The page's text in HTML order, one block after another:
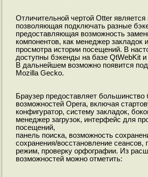
Отличительной чертой Otter
позволяющая подключать разные
предоставляющая возможность
компонентов, как менеджер закладок
просмотра истории посещений. В
доступны бэкенды на базе QtWebKit
В дальнейшем возможно появится
Mozilla Gecko.
Браузер предоставляет большинство
возможностей Opera, включая
конфигуратор, систему закладок,
менеджер загрузок, интерфейс для
посещений,
панель поиска, возможность
сохранения/восстановление сеансов,
режим, проверку орфографии. Из
возможностей можно отметить: